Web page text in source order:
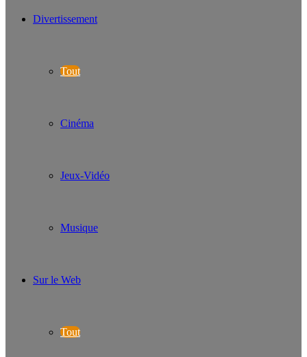
Divertissement
Tout
Cinéma
Jeux-Vidéo
Musique
Sur le Web
Tout